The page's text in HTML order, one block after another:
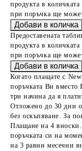
продукта в
при поръчка ще
Предоставената
продукта в
при поръчка ще
Когато плащате с
поръчката Ви вместо
три начина да я
Отложено до 30 дни
без оскъпяване. За
Плащане на 4 вноски.
поръчката си на
на 3 равни месечни